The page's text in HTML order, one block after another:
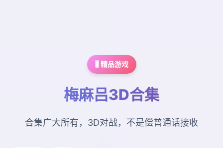
🎚️ 精品游戏
梅麻吕3D合集
合集广大所有，3D对战，不是偿普通话接收